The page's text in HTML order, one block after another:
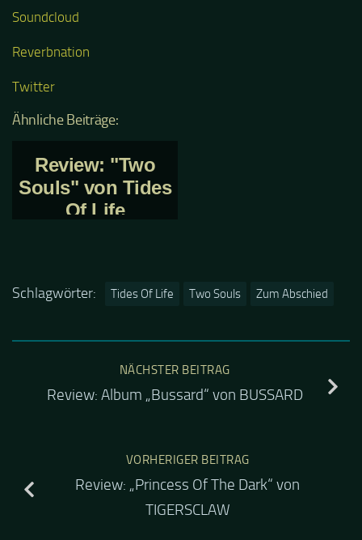
Soundcloud
Reverbnation
Twitter
Ähnliche Beiträge:
Review: "Two
Souls" von Tides
Of Life
Schlagwörter: Tides Of Life Two Souls Zum Abschied
NÄCHSTER BEITRAG
Review: Album „Bussard“ von BUSSARD
VORHERIGER BEITRAG
Review: „Princess Of The Dark“ von
TIGERSCLAW